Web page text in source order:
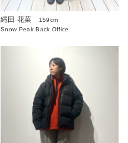
縄田 花菜
159cm
Snow Peak Back Office